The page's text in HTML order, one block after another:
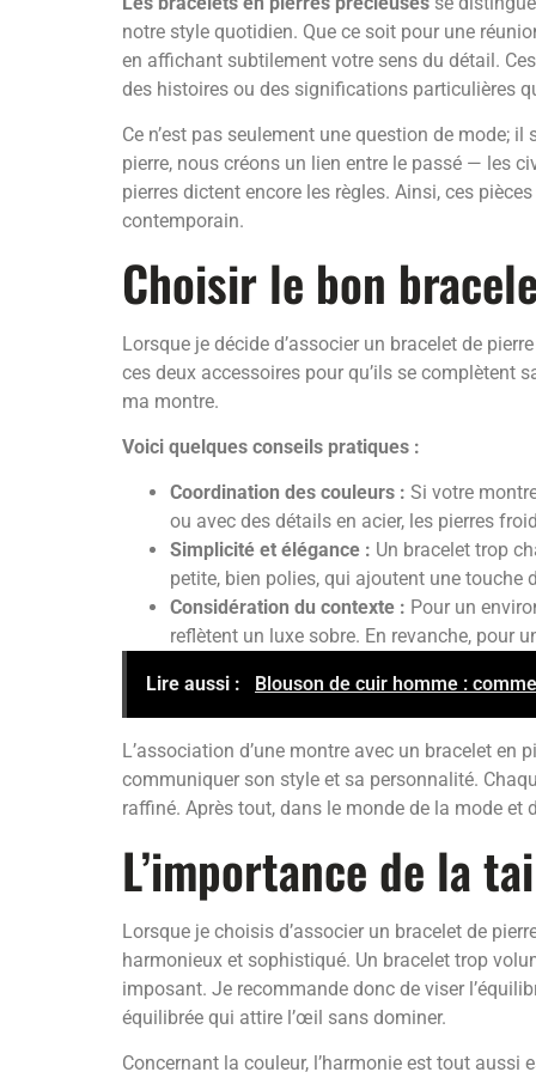
notre style quotidien. Que ce soit pour une
en affichant subtilement votre sens du détail.
des histoires ou des significations particulières
Ce n’est pas seulement une question de mode;
pierre, nous créons un lien entre le passé — les
pierres dictent encore les règles. Ainsi, ces
contemporain.
Choisir le bon
Lorsque je décide d’associer un bracelet de
ces deux accessoires pour qu’ils se complètent
ma montre.
Voici quelques conseils pratiques :
Coordination des couleurs : Si votre
ou avec des détails en acier, les pierres
Simplicité et élégance : Un bracelet trop
petite, bien polies, qui ajoutent une touche
Considération du contexte : Pour un
reflètent un luxe sobre. En revanche, pour
Lire aussi : Blouson de cuir homme :
L’association d’une montre avec un bracelet
communiquer son style et sa personnalité.
raffiné. Après tout, dans le monde de la mode
L’importance de la
Lorsque je choisis d’associer un bracelet de
harmonieux et sophistiqué. Un bracelet trop
imposant. Je recommande donc de viser
équilibrée qui attire l’œil sans dominer.
Concernant la couleur, l’harmonie est tout